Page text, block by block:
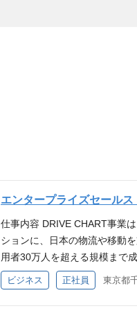
エンタープライズセール
仕事内容 DRIVE CHART事業
ションに、日本の物流や移動
用者30万人を超える規模まで
業にも複数導入いただいてお
なかで、エンタープライズセ
ーケティング、営業企画と連
ビジネス 正社員